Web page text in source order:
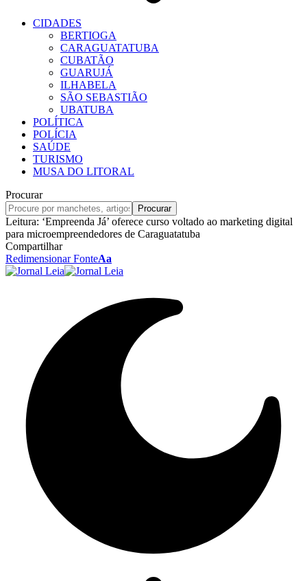
CIDADES
BERTIOGA
CARAGUATATUBA
CUBATÃO
GUARUJÁ
ILHABELA
SÃO SEBASTIÃO
UBATUBA
POLÍTICA
POLÍCIA
SAÚDE
TURISMO
MUSA DO LITORAL
Procurar
Leitura: ‘Empreenda Já’ oferece curso voltado ao marketing digital
para microempreendedores de Caraguatatuba
Compartilhar
Redimensionar FonteAa